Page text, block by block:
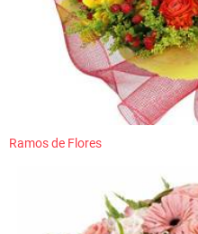
Ramos de Flores